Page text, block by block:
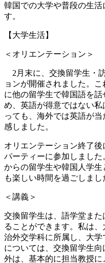
韓国での大学や普段の生
す。
【大学生活】
＜オリエンテーション＞
2月末に、交換留学生・
ョンが開催されました。
に他の留学生で韓国語を
め、英語が得意ではない
っても、海外では英語が
感しました。
オリエンテーション終了
パーティーに参加しまし
からの留学生や韓国人学
も楽しい時間を過ごしまし
＜講義＞
交換留学生は、語学堂ま
ることができます。私は
治外交学科に所属し、大
については、交換留学生
外は、基本的に担当教授